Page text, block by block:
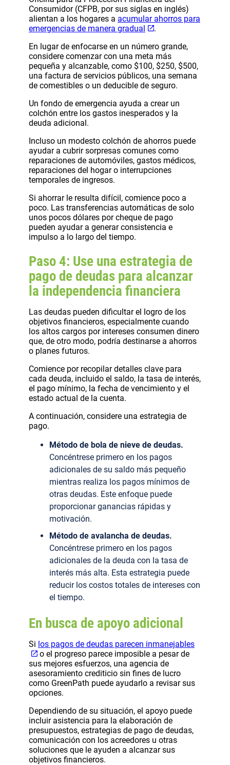
Consumidor (CFPB, por sus siglas en inglés)
alientan a los hogares a acumular ahorros para
emergencias de manera gradual
.
En lugar de enfocarse en un número grande,
considere comenzar con una meta más
pequeña y alcanzable, como $100, $250, $500,
una factura de servicios públicos, una semana
de comestibles o un deducible de seguro.
Un fondo de emergencia ayuda a crear un
colchón entre los gastos inesperados y la
deuda adicional.
Incluso un modesto colchón de ahorros puede
ayudar a cubrir sorpresas comunes como
reparaciones de automóviles, gastos médicos,
reparaciones del hogar o interrupciones
temporales de ingresos.
Si ahorrar le resulta difícil, comience poco a
poco. Las transferencias automáticas de solo
unos pocos dólares por cheque de pago
pueden ayudar a generar consistencia e
impulso a lo largo del tiempo.
Paso 4: Use una estrategia de
pago de deudas para alcanzar
la independencia financiera
Las deudas pueden dificultar el logro de los
objetivos financieros, especialmente cuando
los altos cargos por intereses consumen dinero
que, de otro modo, podría destinarse a ahorros
o planes futuros.
Comience por recopilar detalles clave para
cada deuda, incluido el saldo, la tasa de interés,
el pago mínimo, la fecha de vencimiento y el
estado actual de la cuenta.
A continuación, considere una estrategia de
pago.
Método de bola de nieve de deudas.
Concéntrese primero en los pagos
adicionales de su saldo más pequeño
mientras realiza los pagos mínimos de
otras deudas. Este enfoque puede
proporcionar ganancias rápidas y
motivación.
Método de avalancha de deudas.
Concéntrese primero en los pagos
adicionales de la deuda con la tasa de
interés más alta. Esta estrategia puede
reducir los costos totales de intereses con
el tiempo.
En busca de apoyo adicional
Si los pagos de deudas parecen inmanejables
o el progreso parece imposible a pesar de
sus mejores esfuerzos, una agencia de
asesoramiento crediticio sin fines de lucro
como GreenPath puede ayudarlo a revisar sus
opciones.
Dependiendo de su situación, el apoyo puede
incluir asistencia para la elaboración de
presupuestos, estrategias de pago de deudas,
comunicación con los acreedores u otras
soluciones que le ayuden a alcanzar sus
objetivos financieros.